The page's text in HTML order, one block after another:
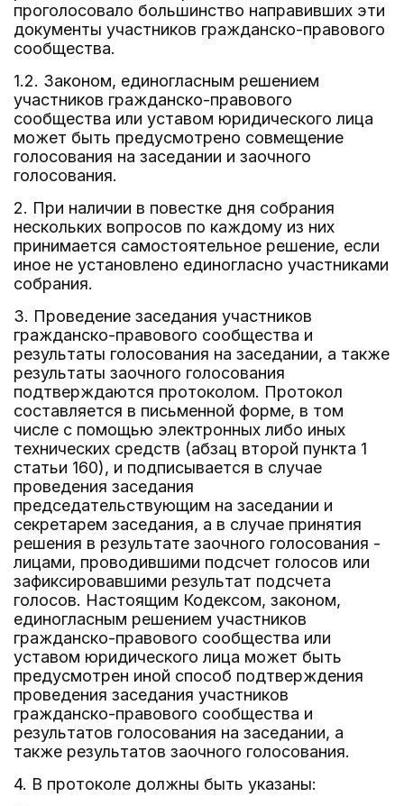
проголосовало большинство направивших эти
документы участников гражданско-правового
сообщества.
1.2. Законом, единогласным решением
участников гражданско-правового
сообщества или уставом юридического лица
может быть предусмотрено совмещение
голосования на заседании и заочного
голосования.
2. При наличии в повестке дня собрания
нескольких вопросов по каждому из них
принимается самостоятельное решение, если
иное не установлено единогласно участниками
собрания.
3. Проведение заседания участников
гражданско-правового сообщества и
результаты голосования на заседании, а также
результаты заочного голосования
подтверждаются протоколом. Протокол
составляется в письменной форме, в том
числе с помощью электронных либо иных
технических средств (абзац второй пункта 1
статьи 160), и подписывается в случае
проведения заседания
председательствующим на заседании и
секретарем заседания, а в случае принятия
решения в результате заочного голосования -
лицами, проводившими подсчет голосов или
зафиксировавшими результат подсчета
голосов. Настоящим Кодексом, законом,
единогласным решением участников
гражданско-правового сообщества или
уставом юридического лица может быть
предусмотрен иной способ подтверждения
проведения заседания участников
гражданско-правового сообщества и
результатов голосования на заседании, а
также результатов заочного голосования.
4. В протоколе должны быть указаны: